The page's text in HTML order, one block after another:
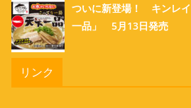
ついに新登場！ キンレ
一品」 5月13日発売
リンク